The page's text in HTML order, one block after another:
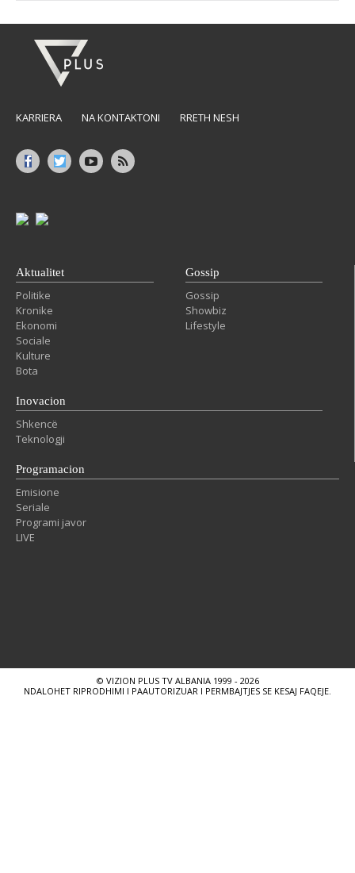
KARRIERA NA KONTAKTONI RRETH NESH
Aktualitet
Politike
Kronike
Ekonomi
Sociale
Kulture
Bota
Gossip
Gossip
Showbiz
Lifestyle
Inovacion
Shkencë
Teknologji
Programacion
Emisione
Seriale
Programi javor
LIVE
© VIZION PLUS TV ALBANIA 1999 - 2026
NDALOHET RIPRODHIMI I PAAUTORIZUAR I PERMBAJTJES SE KESAJ FAQEJE.